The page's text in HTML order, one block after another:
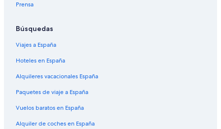
Prensa
Búsquedas
Viajes a España
Hoteles en España
Alquileres vacacionales España
Paquetes de viaje a España
Vuelos baratos en España
Alquiler de coches en España